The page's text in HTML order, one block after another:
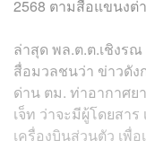
2568 ตามสื่อแขนงต่
ล่าสุด พล.ต.ต.เชิงร
สื่อมวลชนว่า ข่าวดัง
ด่าน ตม. ท่าอากาศย
เจ็ท ว่าจะมีผู้โดยสา
เครื่องบินส่วนตัว เพื่